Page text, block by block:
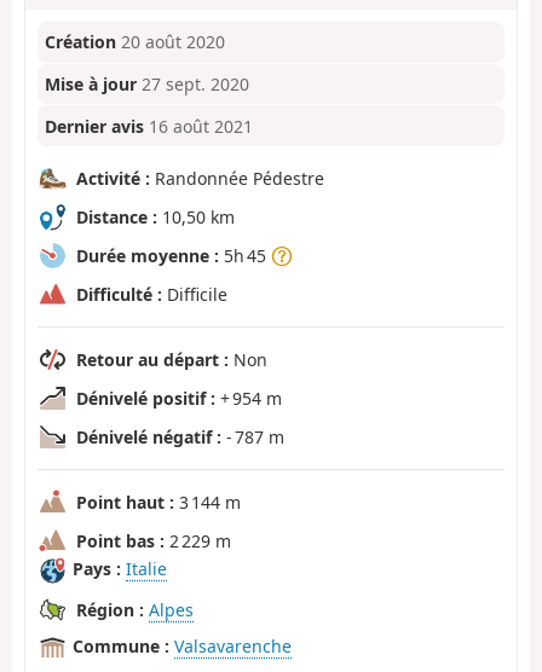
Création 20 août 2020
Mise à jour 27 sept. 2020
Dernier avis 16 août 2021
Activité : Randonnée Pédestre
Distance : 10,50 km
Durée moyenne : 5h 45
Difficulté : Difficile
Retour au départ : Non
Dénivelé positif : + 954 m
Dénivelé négatif : - 787 m
Point haut : 3 144 m
Point bas : 2 229 m
Pays : Italie
Région : Alpes
Commune : Valsavarenche